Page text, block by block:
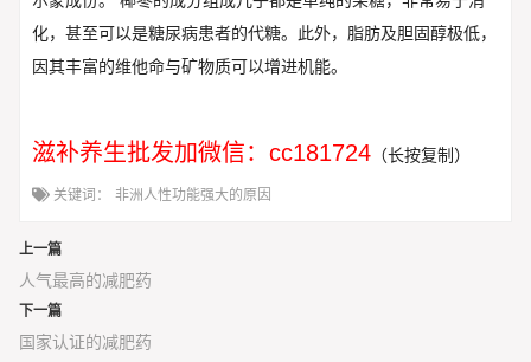
化，甚至可以是糖尿病患者的代糖。此外，脂肪及胆固醇极低，
因其丰富的维他命与矿物质可以增进机能。
滋补养生批发加微信：cc181724（长按复制）
关键词： 非洲人性功能强大的原因
上一篇
人气最高的减肥药
下一篇
国家认证的减肥药